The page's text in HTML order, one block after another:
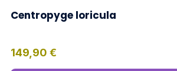
Centropyge loricula
149,90 €